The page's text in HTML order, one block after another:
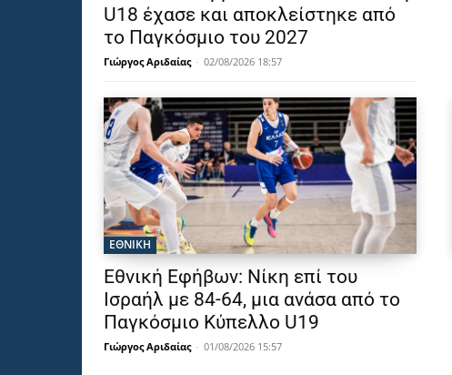
U18 έχασε και αποκλείστηκε από
το Παγκόσμιο του 2027
Γιώργος Αριδαίας - 02/08/2026 18:57
ΕΘΝΙΚΉ
Εθνική Εφήβων: Νίκη επί του
Ισραήλ με 84-64, μια ανάσα από το
Παγκόσμιο Κύπελλο U19
Γιώργος Αριδαίας - 01/08/2026 15:57